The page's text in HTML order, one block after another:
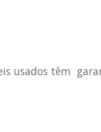
usados têm